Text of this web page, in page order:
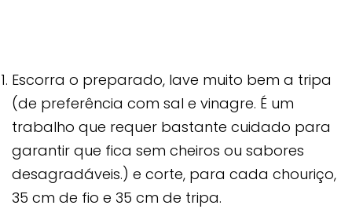
Escorra o preparado, lave muito bem a tripa
(de preferência com sal e vinagre. É um
trabalho que requer bastante cuidado para
garantir que fica sem cheiros ou sabores
desagradáveis.) e corte, para cada chouriço,
35 cm de fio e 35 cm de tripa.